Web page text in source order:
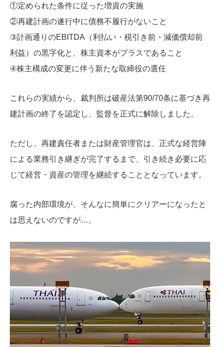
①定められた条件に従った増資の実施
②再建計画の遂行中に債務不履行がないこと
③計画通りのEBITDA（利払い・税引き前・減価償却前
利益）の黒字化と、株主資本がプラスであること
④株主構成の変更に伴う新たな取締役の選任
これらの実績から、裁判所は破産法第90/70条に基づき再
建計画の終了を認定し、監督を正式に解除しました。
ただし、再建責任者または財産管理官は、正式な経営陣
による業務引き継ぎが完了するまで、引き続き必要に応
じて経営・資産の管理を継続することとなっています。
腐った内部環境が、そんなに簡単にクリアーになったと
は思えないのですが…。